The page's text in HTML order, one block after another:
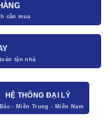
HỆ THỐNG ĐẠI LÝ